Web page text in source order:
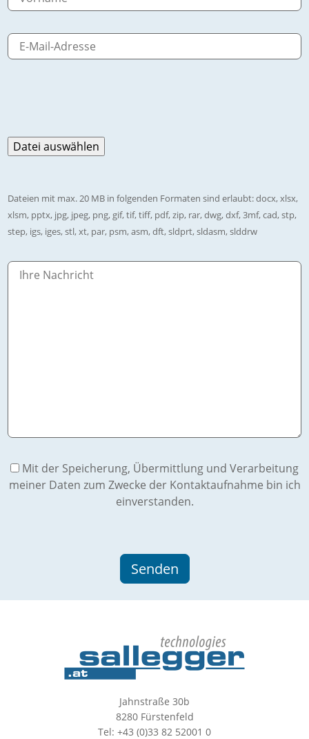
Dateien mit max. 20 MB in folgenden Formaten sind erlaubt: docx, xlsx,
xlsm, pptx, jpg, jpeg, png, gif, tif, tiff, pdf, zip, rar, dwg, dxf, 3mf, cad, stp,
step, igs, iges, stl, xt, par, psm, asm, dft, sldprt, sldasm, slddrw
Mit der Speicherung, Übermittlung und Verarbeitung
meiner Daten zum Zwecke der Kontaktaufnahme bin ich
einverstanden.
Jahnstraße 30b
8280 Fürstenfeld
Tel: +43 (0)33 82 52001 0